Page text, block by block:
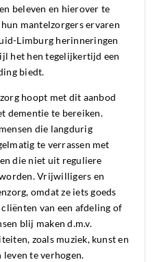
beleven en hierover te
mantelzorgers ervaren
Limburg herinneringen
het hen tegelijkertijd een
biedt.
hoopt met dit aanbod
dementie te bereiken.
die langdurig
te verrassen met
die niet uit reguliere
Vrijwilligers en
omdat ze iets goeds
van een afdeling of
blij maken d.m.v.
zoals muziek, kunst en
te verhogen.